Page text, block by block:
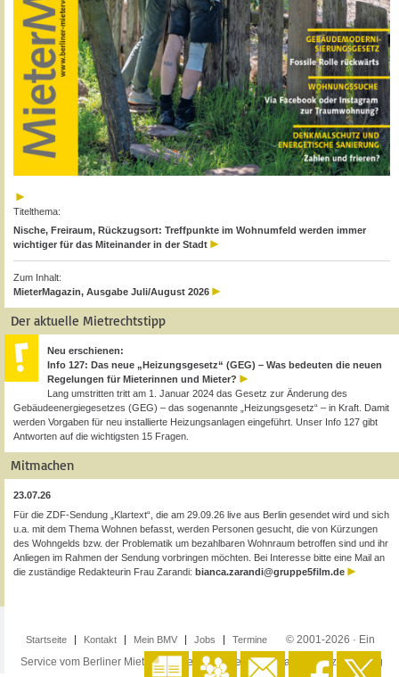
Titelthema:
Nische, Freiraum, Rückzugsort: Treffpunkte im Wohnumfeld werden immer
wichtiger für das Miteinander in der Stadt
Zum Inhalt:
MieterMagazin, Ausgabe Juli/August 2026
Der aktuelle Mietrechtstipp
Neu erschienen:
Info 127: Das neue „Heizungsgesetz“ (GEG) – Was bedeuten die neuen
Regelungen für Mieterinnen und Mieter?
Lang umstritten tritt am 1. Januar 2024 das Gesetz zur Änderung des
Gebäudeenergiegesetzes (GEG) – das sogenannte „Heizungsgesetz“ – in Kraft. Damit
werden Vorgaben für neu installierte Heizungsanlagen eingeführt. Unser Info 127 gibt
Antworten auf die wichtigsten 15 Fragen.
Mitmachen
23.07.26
Für die ZDF-Sendung „Klartext“, die am 29.09.26 live aus Berlin gesendet wird und sich
u.a. mit dem Thema Wohnen befasst, werden Personen gesucht, die von Kürzungen
des Wohngelds bzw. der Problematik um bezahlbaren Wohnraum betroffen sind und ihr
Anliegen im Rahmen der Sendung vorbringen möchten. Bei Interesse bitte eine Mail an
die zuständige Redakteurin Frau Zarandi: bianca.zarandi@gruppe5film.de
Startseite Kontakt Mein BMV Jobs Termine
© 2001-2026 · Ein
Service vom Berliner Mieterverein e.V. ·Impressum·Datenschutzerklärung